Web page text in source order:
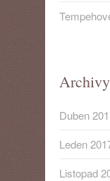
Archivy
Duben
Leden
Listopad